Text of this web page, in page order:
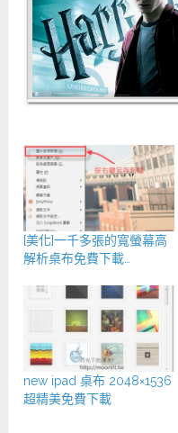
[美化]一千多張的寬螢幕高
解析桌布免費下載…
new ipad 桌布 2048×1536
超精美免費下載